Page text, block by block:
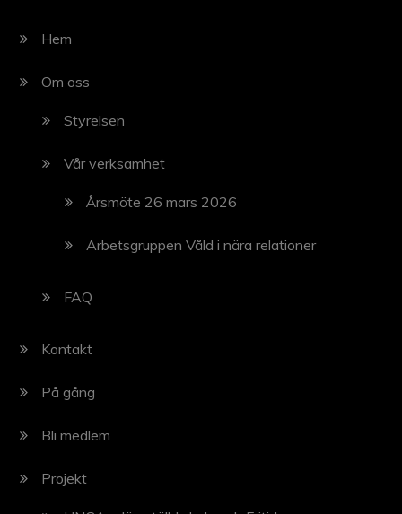
Hem
Om oss
Styrelsen
Vår verksamhet
Årsmöte 26 mars 2026
Arbetsgruppen Våld i nära relationer
FAQ
Kontakt
På gång
Bli medlem
Projekt